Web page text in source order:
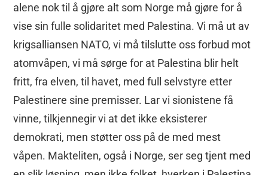
alene nok til å gjøre alt som Norge må gjøre for å
vise sin fulle solidaritet med Palestina. Vi må ut av
krigsalliansen NATO, vi må tilslutte oss forbud mot
atomvåpen, vi må sørge for at Palestina blir helt
fritt, fra elven, til havet, med full selvstyre etter
Palestinere sine premisser. Lar vi sionistene få
vinne, tilkjennegir vi at det ikke eksisterer
demokrati, men støtter oss på de med mest
våpen. Makteliten, også i Norge, ser seg tjent med